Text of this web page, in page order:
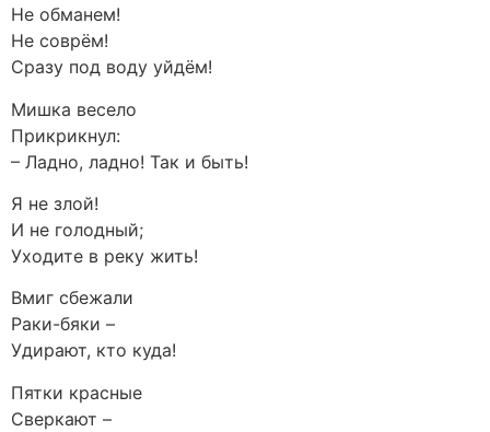
Не обманем!
Не соврём!
Сразу под воду уйдём!
Мишка весело
Прикрикнул:
– Ладно, ладно! Так и быть!
Я не злой!
И не голодный;
Уходите в реку жить!
Вмиг сбежали
Раки-бяки –
Удирают, кто куда!
Пятки красные
Сверкают –